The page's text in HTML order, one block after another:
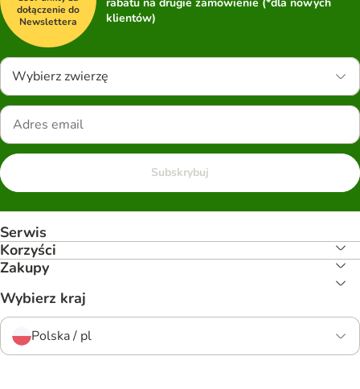
dołączenie do
Newslettera
klientów)
Wybierz zwierzę
Subskrybuj
Serwis
Korzyści
Zakupy
Wybierz kraj
Polska / pl